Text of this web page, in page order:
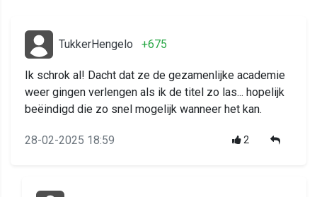
TukkerHengelo +675
Ik schrok al! Dacht dat ze de gezamenlijke academie
weer gingen verlengen als ik de titel zo las... hopelijk
beëindigd die zo snel mogelijk wanneer het kan.
28-02-2025 18:59 2